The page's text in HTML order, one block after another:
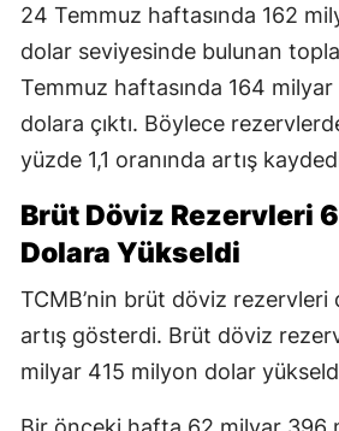
24 Temmuz haftasında 162
dolar seviyesinde bulunan
Temmuz haftasında 164
dolara çıktı. Böylece
yüzde 1,1 oranında artış
Brüt Döviz Rezervleri
Dolara Yükseldi
TCMB’nin brüt döviz rezervleri
artış gösterdi. Brüt döviz
milyar 415 milyon dolar